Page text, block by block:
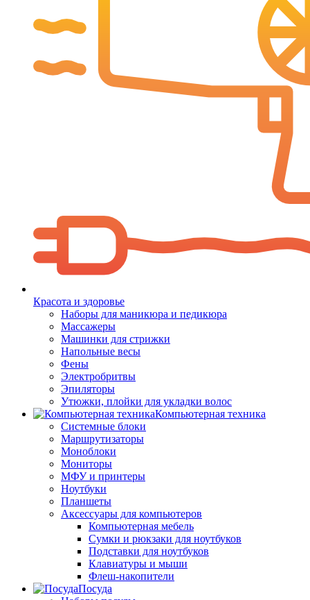
Красота и здоровье
Наборы для маникюра и педикюра
Массажеры
Машинки для стрижки
Напольные весы
Фены
Электробритвы
Эпиляторы
Утюжки, плойки для укладки волос
Компьютерная техника
Системные блоки
Маршрутизаторы
Моноблоки
Мониторы
МФУ и принтеры
Ноутбуки
Планшеты
Аксессуары для компьютеров
Компьютерная мебель
Сумки и рюкзаки для ноутбуков
Подставки для ноутбуков
Клавиатуры и мыши
Флеш-накопители
Посуда